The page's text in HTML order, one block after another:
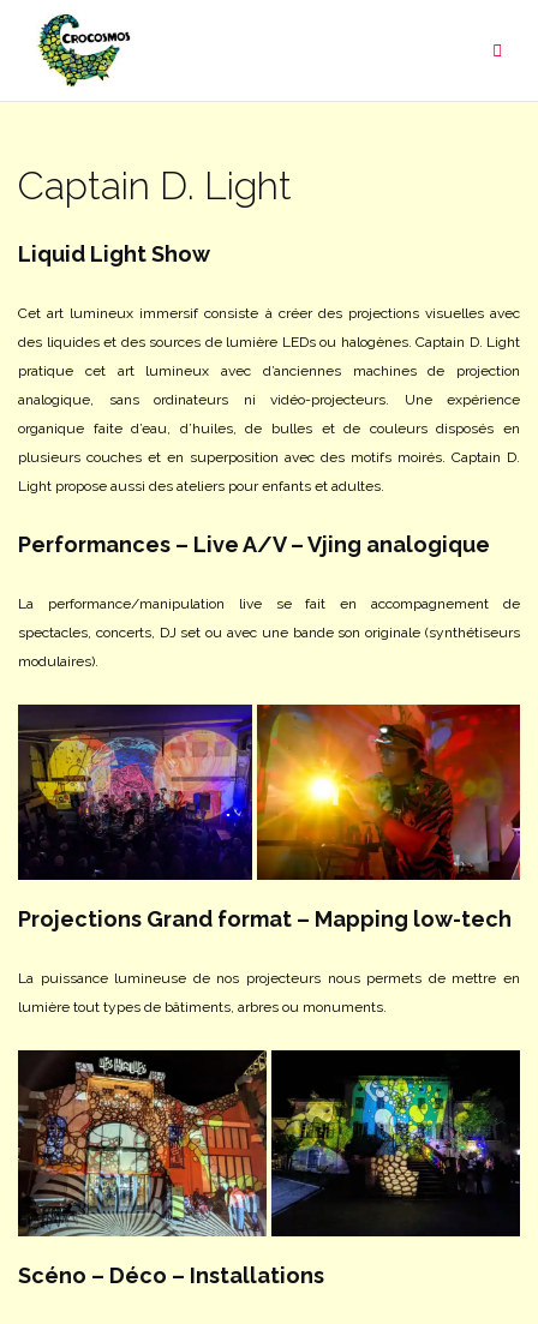
contenu
Captain D. Light
Liquid Light Show
Cet art lumineux immersif consiste à créer des projections visuelles avec
des liquides et des sources de lumière LEDs ou halogènes. Captain D. Light
pratique cet art lumineux avec d’anciennes machines de projection
analogique, sans ordinateurs ni vidéo-projecteurs. Une expérience
organique faite d’eau, d’huiles, de bulles et de couleurs disposés en
plusieurs couches et en superposition avec des motifs moirés. Captain D.
Light propose aussi des ateliers pour enfants et adultes.
Performances – Live A/V – Vjing analogique
La performance/manipulation live se fait en accompagnement de
spectacles, concerts, DJ set ou avec une bande son originale (synthétiseurs
modulaires).
Projections Grand format – Mapping low-tech
La puissance lumineuse de nos projecteurs nous permets de mettre en
lumière tout types de bâtiments, arbres ou monuments.
Scéno – Déco – Installations